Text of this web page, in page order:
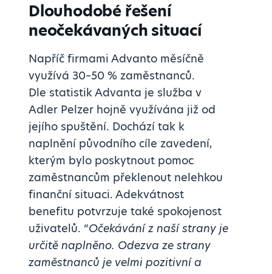
Dlouhodobé řešení
neočekávaných situací
Napříč firmami Advanto měsíčně
využívá 30–50 % zaměstnanců.
Dle statistik Advanta je služba v
Adler Pelzer hojně využívána již od
jejího spuštění. Dochází tak k
naplnění původního cíle zavedení,
kterým bylo poskytnout pomoc
zaměstnancům překlenout nelehkou
finanční situaci. Adekvátnost
benefitu potvrzuje také spokojenost
uživatelů. “Očekávání z naší strany je
určitě naplněno. Odezva ze strany
zaměstnanců je velmi pozitivní a